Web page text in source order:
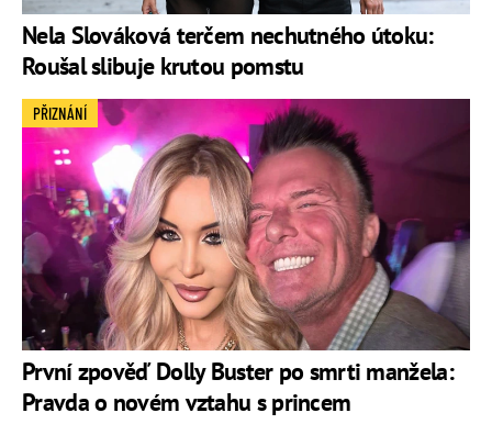
Nela Slováková terčem nechutného útoku:
Roušal slibuje krutou pomstu
První zpověď Dolly Buster po smrti manžela:
Pravda o novém vztahu s princem
PŘIZNÁNÍ